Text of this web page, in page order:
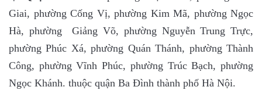
Giai, phường Cống Vị, phường Kim Mã, phường Ngọc
Hà, phường Giảng Võ, phường Nguyễn Trung Trực,
phường Phúc Xá, phường Quán Thánh, phường Thành
Công, phường Vĩnh Phúc, phường Trúc Bạch, phường
Ngọc Khánh. thuộc quận Ba Đình thành phố Hà Nội.